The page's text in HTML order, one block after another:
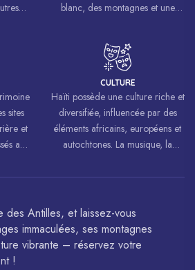
blanc, des montagnes et une
sites
et
au
CULTURE
Haïti possède une culture riche et
diversifiée, influencée par des
éléments africains, européens et
autochtones. La musique, la
sont célébrés à travers le monde.
des Antilles, et laissez-vous
immaculées, ses montagnes
vibrante – réservez votre
!